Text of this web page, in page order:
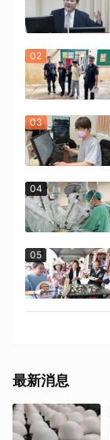
02
03
04
05
最新消息